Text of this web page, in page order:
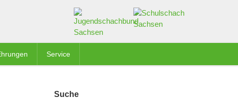
Service
Suche